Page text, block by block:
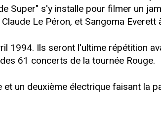
Super" s'y installe pour filmer un
Le Péron, et Sangoma Everett
1994. Ils seront l'ultime répétition
61 concerts de la tournée Rouge.
un deuxième électrique faisant la